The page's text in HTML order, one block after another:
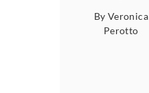
By Veronica
Perotto